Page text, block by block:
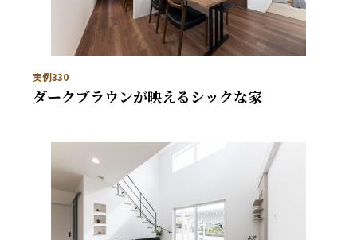
実例330
ダークブラウンが映えるシックな家